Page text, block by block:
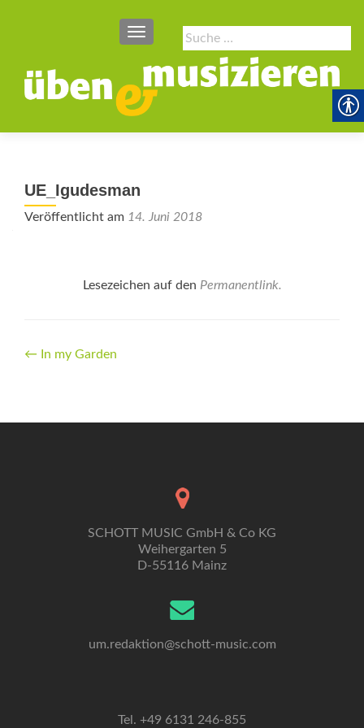
Suche
nach:
SCHALTE NAVIGATION
UE_Igudesman
Veröffentlicht am 14. Juni 2018
Lesezeichen auf den Permanentlink.
Beitrags-
← In my Garden
SCHOTT MUSIC GmbH & Co KG
Weihergarten 5
D-55116 Mainz
um.redaktion@schott-music.com
Tel. +49 6131 246-855